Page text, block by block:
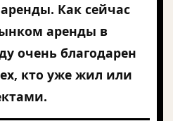
Как сейчас
аренды в
очень благодарен
кто уже жил или